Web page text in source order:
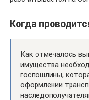
Когда
Как отмечалось
имущества
госпошлины,
оформлении